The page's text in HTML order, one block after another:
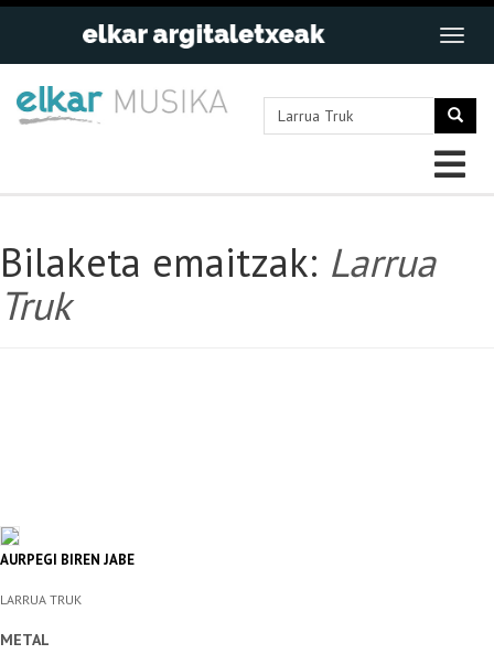
Bilaketa emaitzak: Larrua
Truk
AURPEGI BIREN JABE
LARRUA TRUK
METAL